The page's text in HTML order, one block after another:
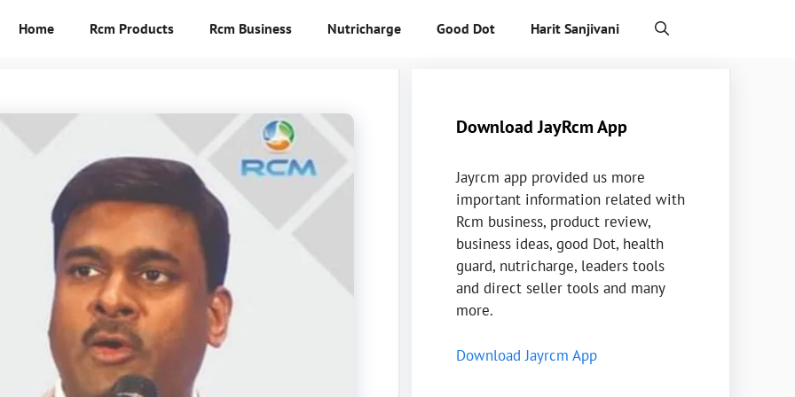
Home Rcm Products Rcm Business Nutricharge Good Dot Harit Sanjivani
Download JayRcm App
Jayrcm app provided us more
important information related with
Rcm business, product review,
business ideas, good Dot, health
guard, nutricharge, leaders tools
and direct seller tools and many
more.
Download Jayrcm App